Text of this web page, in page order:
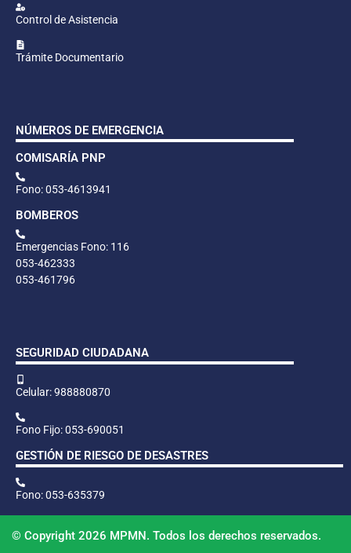
Control de Asistencia
Trámite Documentario
NÚMEROS DE EMERGENCIA
COMISARÍA PNP
Fono: 053-4613941
BOMBEROS
Emergencias Fono: 116
053-462333
053-461796
SEGURIDAD CIUDADANA
Celular: 988880870
Fono Fijo: 053-690051
GESTIÓN DE RIESGO DE DESASTRES
Fono: 053-635379
© Copyright 2026 MPMN. Todos los derechos reservados.